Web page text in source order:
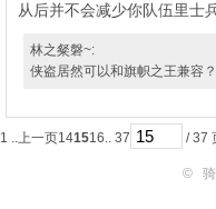
从后并不会减少你队伍里士
林之粲磐~:
侠盗居然可以和旗帜之王兼容？
1 ..上一页141516.. 37 / 37
©